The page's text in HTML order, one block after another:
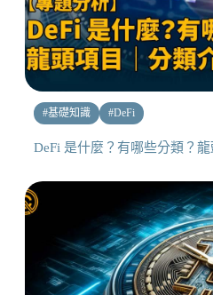
#基礎知識 #DeFi
DeFi 是什麼？有哪些分類？